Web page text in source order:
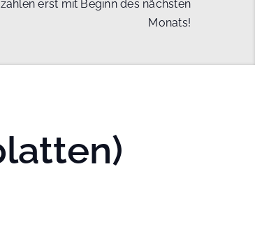
zahlen erst mit Beginn des nächsten
Monats!